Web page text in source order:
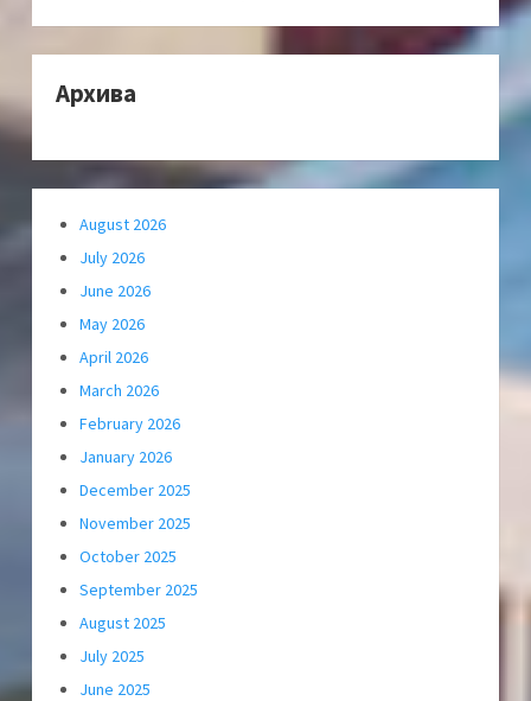
Архива
August 2026
July 2026
June 2026
May 2026
April 2026
March 2026
February 2026
January 2026
December 2025
November 2025
October 2025
September 2025
August 2025
July 2025
June 2025